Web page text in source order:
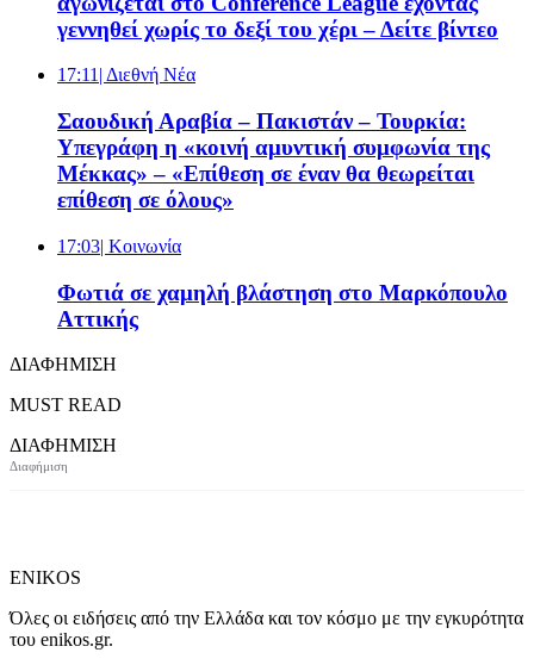
γεννηθεί χωρίς το δεξί του χέρι – Δείτε βίντεο
17:11 | Διεθνή Νέα
Σαουδική Αραβία – Πακιστάν – Τουρκία:
Υπεγράφη η «κοινή αμυντική συμφωνία της
Μέκκας» – «Επίθεση σε έναν θα θεωρείται
επίθεση σε όλους»
17:03| Κοινωνία
Φωτιά σε χαμηλή βλάστηση στο Μαρκόπουλο
Αττικής
ΔΙΑΦΗΜΙΣΗ
MUST READ
ΔΙΑΦΗΜΙΣΗ
ENIKOS
Όλες οι ειδήσεις από την Ελλάδα και τον κόσμο με την εγκυρότητα
του enikos.gr.